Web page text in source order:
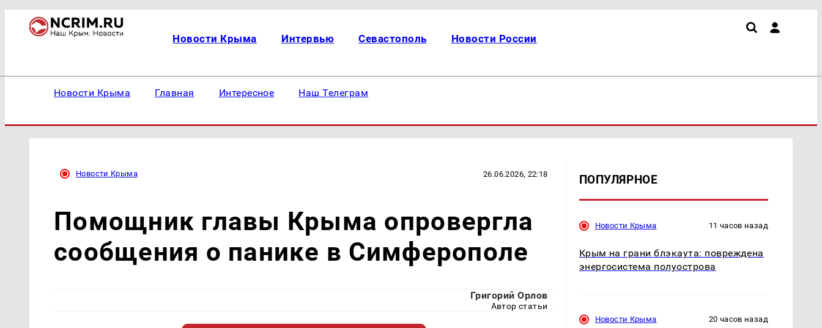
Новости Крыма Интервью Севастополь Новости России
Новости Крыма Главная Интересное Наш Телеграм
Новости Крыма 26.06.2026, 22:18
Помощник главы Крыма опровергла
сообщения о панике в Симферополе
Григорий Орлов
Автор статьи
ПОПУЛЯРНОЕ
Новости Крыма 11 часов назад
Крым на грани блэкаута: повреждена
энергосистема полуострова
Новости Крыма 20 часов назад